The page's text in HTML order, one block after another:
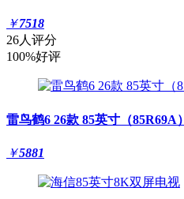
￥7518
26人评分
100%好评
雷鸟鹤6 26款 85英寸（85R69A）
￥5881